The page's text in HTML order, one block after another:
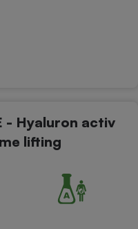
- Hyaluron activ
lifting